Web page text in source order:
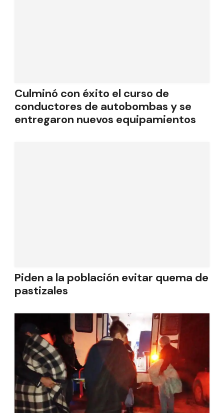
Culminó con éxito el curso de
conductores de autobombas y se
entregaron nuevos equipamientos
Piden a la población evitar quema de
pastizales